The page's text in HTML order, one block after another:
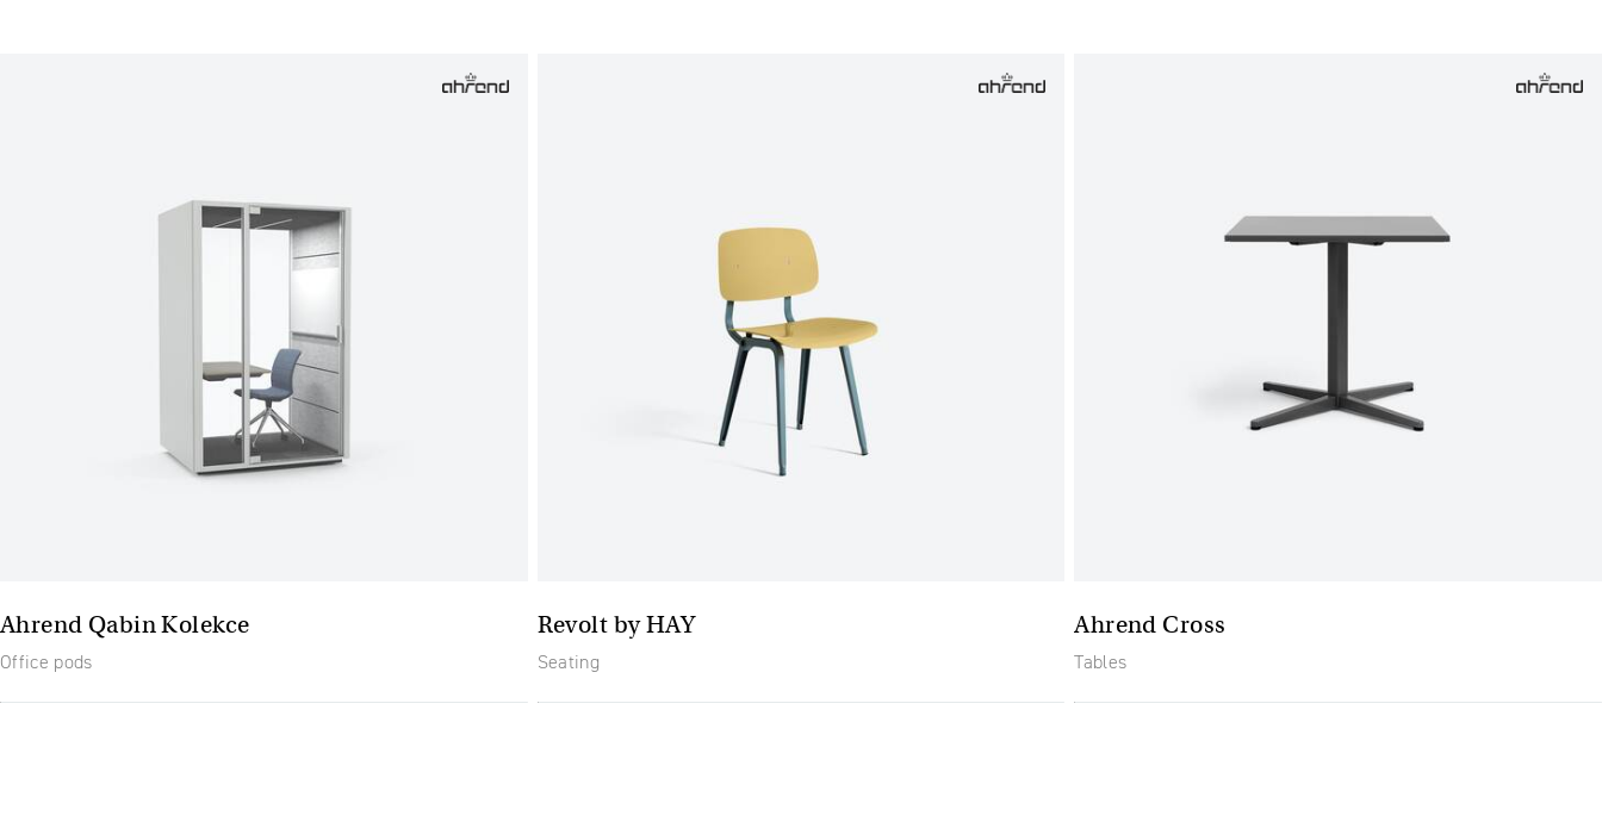
Ahrend Qabin Kolekce
Office pods
Revolt by HAY
Seating
Ahrend Cross
Tables